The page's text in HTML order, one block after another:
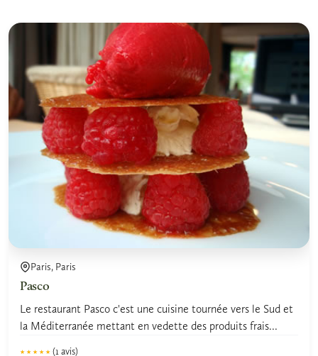
Paris, Paris
Pasco
Le restaurant Pasco c'est une cuisine tournée vers le Sud et
la Méditerranée mettant en vedette des produits frais...
★★★★★
★★★★★ (1 avis)